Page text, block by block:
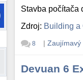
Stavba počítača
Zdroj: Building a
8 | Zaujímavý
Devuan 6